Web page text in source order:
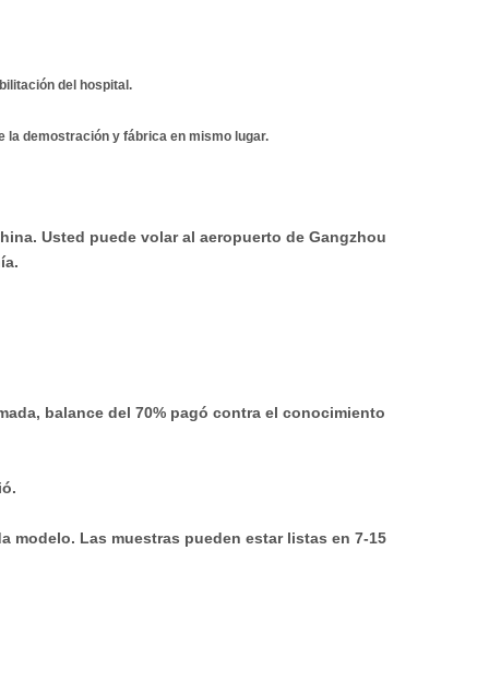
del hospital.
la demostración y fábrica en mismo lugar.
Usted puede volar al aeropuerto de Gangzhou
balance del 70% pagó contra el conocimiento
modelo. Las muestras pueden estar listas en 7-15